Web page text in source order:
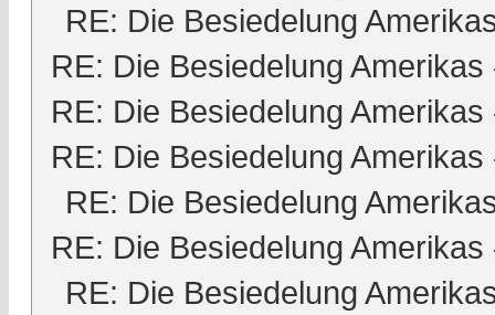
RE: Die Besiedelung
RE: Die Besiedelung Amerikas
RE: Die Besiedelung Amerikas
RE: Die Besiedelung Amerikas
RE: Die Besiedelung
RE: Die Besiedelung Amerikas
RE: Die Besiedelung